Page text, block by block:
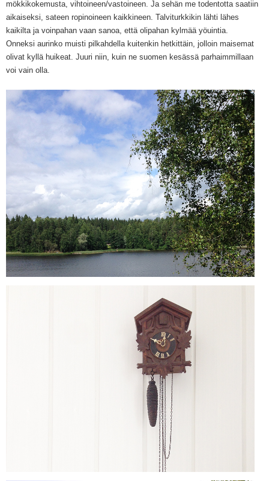
mökkikokemusta, vihtoineen/vastoineen. Ja sehän me todentotta saatiin
aikaiseksi, sateen ropinoineen kaikkineen. Talviturkkikin lähti lähes
kaikilta ja voinpahan vaan sanoa, että olipahan kylmää yöuintia.
Onneksi aurinko muisti pilkahdella kuitenkin hetkittäin, jolloin maisemat
olivat kyllä huikeat. Juuri niin, kuin ne suomen kesässä parhaimmillaan
voi vain olla.